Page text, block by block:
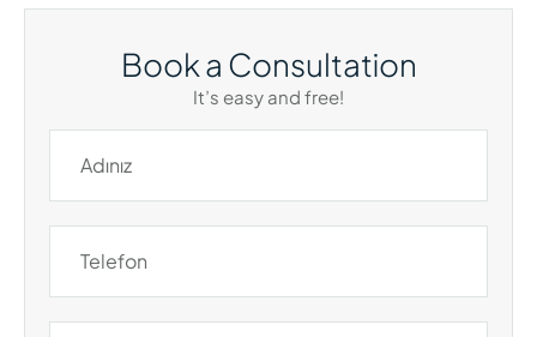
Book a Consultation
It’s easy and free!